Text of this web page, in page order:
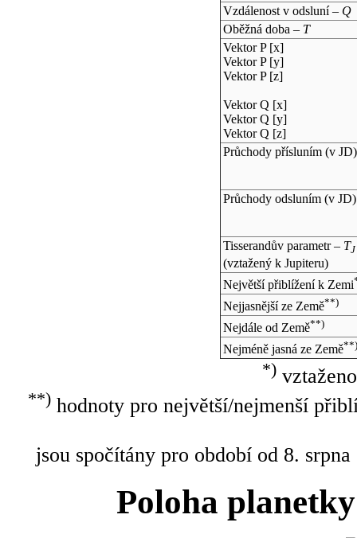
Vzdálenost v odsluní – Q
Oběžná doba – T
Vektor P [x]
Vektor P [y]
Vektor P [z]
Vektor Q [x]
Vektor Q [y]
Vektor Q [z]
Průchody přísluním (v JD)
Průchody odsluním (v JD)
Tisserandův parametr – TJ
(vztažený k Jupiteru)
Největší přiblížení k Zemi
Nejjasnější ze Země**)
Nejdále od Země**)
Nejméně jasná ze Země**)
*)
**)hodnoty pro největší/nejmenší
jsou spočítány pro období od 8.
Poloha